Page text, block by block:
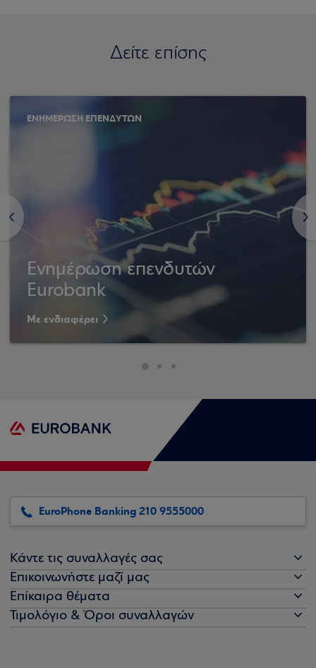
Δείτε επίσης
<
ΕΝΗΜΕΡΩΣΗ ΕΠΕΝΔΥΤΩΝ
Ενημέρωση επενδυτών
Eurobank
Με ενδιαφέρει
>
EuroPhone Banking 210 9555000
Κάντε τις συναλλαγές σας
Επικοινωνήστε μαζί μας
Επίκαιρα θέματα
Τιμολόγιο & Όροι συναλλαγών